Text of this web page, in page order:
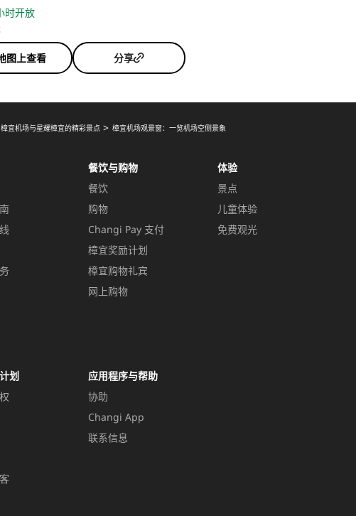
时开放
图上查看 分享
樟宜机场与星耀樟宜的精彩景点 樟宜机场观景窗：一览机场空侧景象
餐饮与购物
餐饮
购物
Changi Pay 支付
樟宜奖励计划
樟宜购物礼宾
网上购物
体验
景点
儿童体验
免费观光
划
应用程序与帮助
协助
Changi App
联系信息